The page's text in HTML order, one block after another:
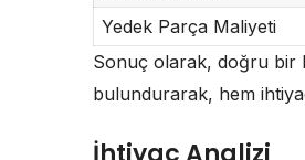
Yedek Parça Maliyeti
Sonuç olarak, doğru bir
bulundurarak, hem